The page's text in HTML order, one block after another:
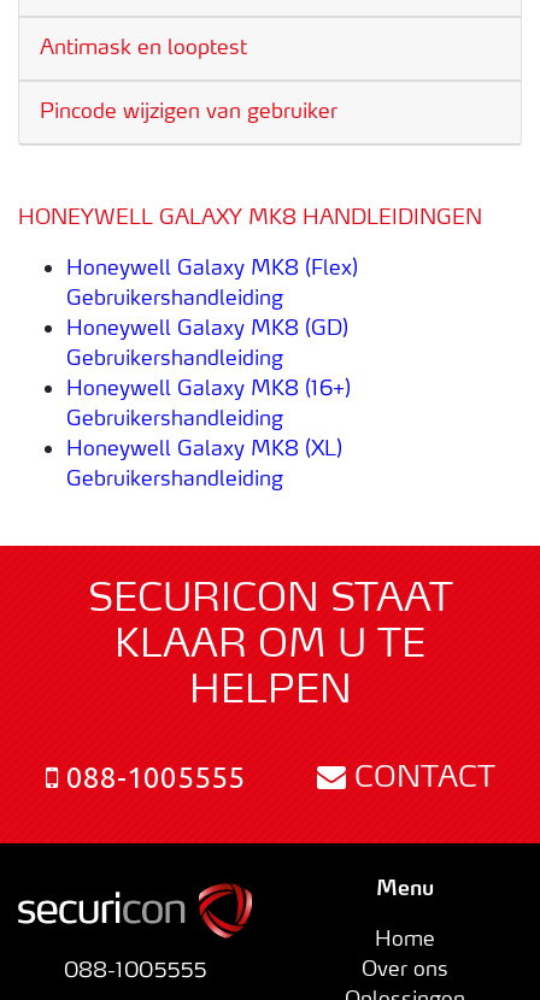
Antimask en looptest
Pincode wijzigen van gebruiker
HONEYWELL GALAXY MK8 HANDLEIDINGEN
Honeywell Galaxy MK8 (Flex)
Gebruikershandleiding
Honeywell Galaxy MK8 (GD)
Gebruikershandleiding
Honeywell Galaxy MK8 (16+)
Gebruikershandleiding
Honeywell Galaxy MK8 (XL)
Gebruikershandleiding
SECURICON STAAT
KLAAR OM U TE
HELPEN
088-1005555 CONTACT
088-1005555
Menu
Home
Over ons